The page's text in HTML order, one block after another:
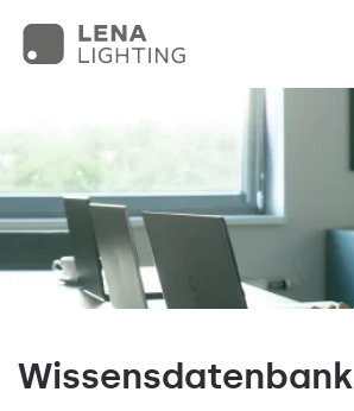
Wissensdatenbank